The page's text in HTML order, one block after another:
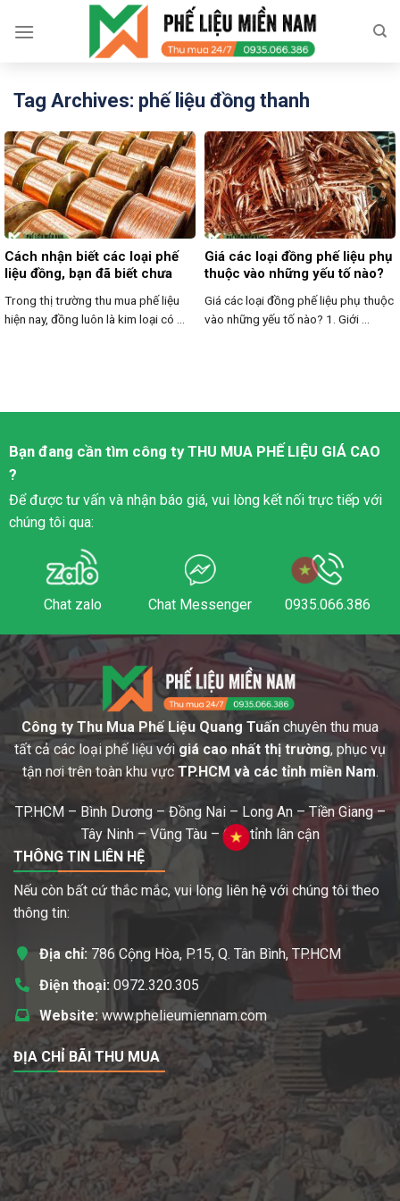
Tag Archives: phế liệu đồng thanh
Cách nhận biết các loại phế
liệu đồng, bạn đã biết chưa
Trong thị trường thu mua phế liệu
hiện nay, đồng luôn là kim loại có ...
Giá các loại đồng phế liệu phụ
thuộc vào những yếu tố nào?
Giá các loại đồng phế liệu phụ thuộc
vào những yếu tố nào? 1. Giới ...
Bạn đang cần tìm công tyTHU MUA PHẾ LIỆU GIÁ CAO
?
Để được tư vấn và nhận báo giá, vui lòng kết nối trực tiếp với
chúng tôi qua:
Chat zalo Chat Messenger 0935.066.386
Công ty Thu Mua Phế Liệu Quang Tuấn chuyên thu mua
tất cả các loại phế liệu vớigiá cao nhất thị trường, phục vụ
tận nơi trên toàn khu vực TP.HCM và các tỉnh miền Nam.
TP.HCM – Bình Dương – Đồng Nai – Long An – Tiền Giang –
Tây Ninh – Vũng Tàu – Các tỉnh lân cận
THÔNG TIN LIÊN HỆ
Nếu còn bất cứ thắc mắc, vui lòng liên hệ với chúng tôi theo
thông tin:
Địa chỉ: 786 Cộng Hòa, P.15, Q. Tân Bình, TP.HCM
Điện thoại: 0972.320.305
Website: www.phelieumiennam.com
ĐỊA CHỈ BÃI THU MUA